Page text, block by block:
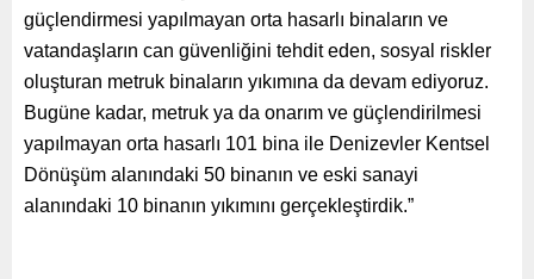
güçlendirmesi yapılmayan orta hasarlı binaların ve
vatandaşların can güvenliğini tehdit eden, sosyal riskler
oluşturan metruk binaların yıkımına da devam ediyoruz.
Bugüne kadar, metruk ya da onarım ve güçlendirilmesi
yapılmayan orta hasarlı 101 bina ile Denizevler Kentsel
Dönüşüm alanındaki 50 binanın ve eski sanayi
alanındaki 10 binanın yıkımını gerçekleştirdik.”